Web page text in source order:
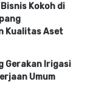
Kokoh di
Kualitas Aset
Gerakan Irigasi
Umum